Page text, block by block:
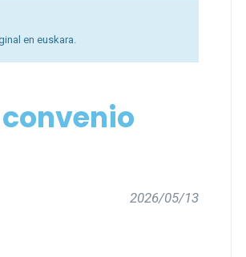
en euskara.
2026/05/13